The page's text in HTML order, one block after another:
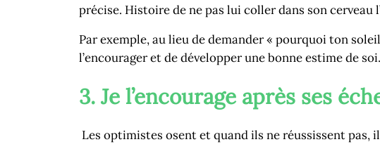
précise. Histoire de ne pas lui coller dans son
Par exemple, au lieu de demander « pourquoi ton
l’encourager et de développer une bonne estime de soi.
3. Je l’encourage après ses
Les optimistes osent et quand ils ne réussissent pas,